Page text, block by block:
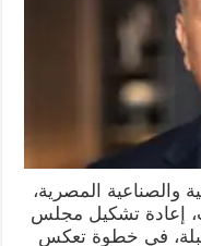
والصناعية المصرية،
إعادة تشكيل مجلس
في خطوة تعكس